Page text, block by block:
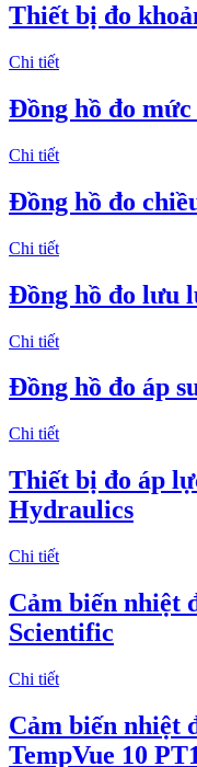
Thiết bị đo
Chi tiết
Đồng hồ đo
Chi tiết
Đồng hồ đo
Chi tiết
Đồng hồ đo lưu
Chi tiết
Đồng hồ đo áp
Chi tiết
Thiết bị đo áp
Hydraulics
Chi tiết
Cảm biến nhiệt
Scientific
Chi tiết
Cảm biến nhiệt
TempVue 10